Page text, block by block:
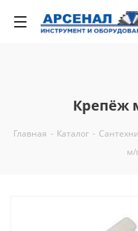
Крепёж
Главная - Каталог -
м/